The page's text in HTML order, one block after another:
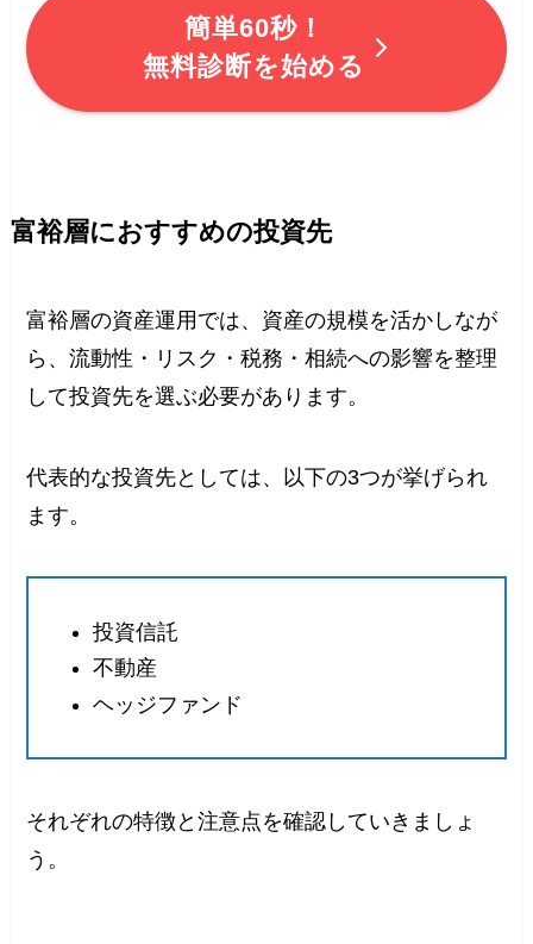
簡単60秒！
無料診断を始める
富裕層におすすめの投資先
富裕層の資産運用では、資産の規模を活かしなが
ら、流動性・リスク・税務・相続への影響を整理
して投資先を選ぶ必要があります。
代表的な投資先としては、以下の3つが挙げられ
ます。
投資信託
不動産
ヘッジファンド
それぞれの特徴と注意点を確認していきましょ
う。